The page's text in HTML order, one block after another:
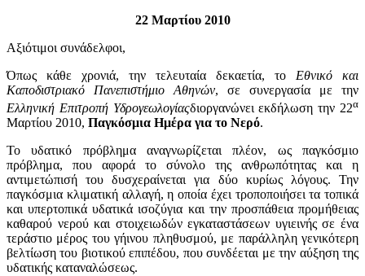
22 Μαρτίου 2010
Αξιότιμοι συνάδελφοι,
Όπως κάθε χρονιά, την τελευταία δεκαετία, το Εθνικό και
Καποδιστριακό Πανεπιστήμιο Αθηνών, σε συνεργασία με την
Ελληνική Επιτροπή Υδρογεωλογίαςδιοργανώνει εκδήλωση την 22α
Μαρτίου 2010, Παγκόσμια Ημέρα για το Νερό.
Το υδατικό πρόβλημα αναγνωρίζεται πλέον, ως παγκόσμιο
πρόβλημα, που αφορά το σύνολο της ανθρωπότητας και η
αντιμετώπισή του δυσχεραίνεται για δύο κυρίως λόγους. Την
παγκόσμια κλιματική αλλαγή, η οποία έχει τροποποιήσει τα τοπικά
και υπερτοπικά υδατικά ισοζύγια και την προσπάθεια προμήθειας
καθαρού νερού και στοιχειωδών εγκαταστάσεων υγιεινής σε ένα
τεράστιο μέρος του γήινου πληθυσμού, με παράλληλη γενικότερη
βελτίωση του βιοτικού επιπέδου, που συνδέεται με την αύξηση της
υδατικής καταναλώσεως.